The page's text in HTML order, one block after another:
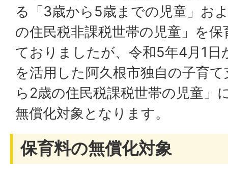
る「3歳から5歳までの児童」お
の住民税非課税世帯の児童」を
ておりましたが、令和5年4月1日
を活用した阿久根市独自の子育
ら2歳の住民税課税世帯の児童」
無償化対象となります。
保育料の無償化対象